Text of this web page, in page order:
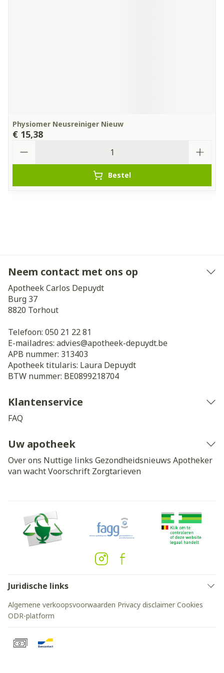
Physiomer Neusreiniger Nieuw
€ 15,38
Bestel
Neem contact met ons op
Apotheek Carlos Depuydt
Burg 37
8820 Torhout
Telefoon: 050 21 22 81
E-mailadres: advies@apotheek-depuydt.be
APB nummer: 313403
Apotheek titularis: Laura Depuydt
BTW nummer: BE0899218704
Klantenservice
FAQ
Uw apotheek
Over ons Nuttige links Gezondheidsnieuws Apotheker
van wachtVoorschrift Zorgtarieven
Juridische links
Algemene verkoopsvoorwaarden Privacy disclaimer Cookies
ODR-platform